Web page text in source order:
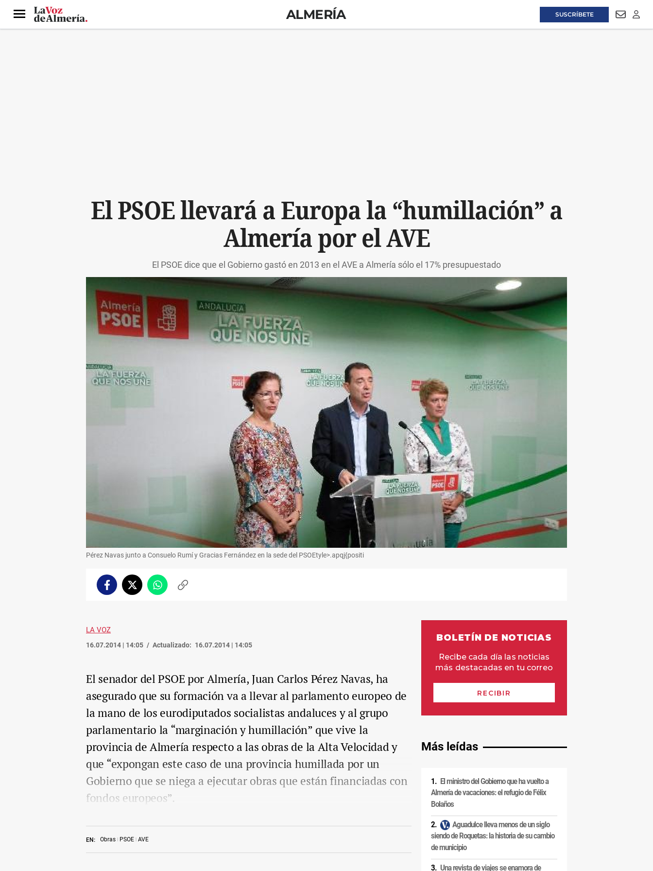
SUSCRÍBETE
Menú ALMERÍA
El PSOE llevará a Europa la “humillación” a
Almería por el AVE
El PSOE dice que el Gobierno gastó en 2013 en el AVE a Almería sólo el 17% presupuestado
Pérez Navas junto a Consuelo Rumí y Gracias Fernández en la sede del PSOEtyle>.apqj{positi
FacebookTwitterWhatsappCopiar
LA VOZ
16.07.2014 | 14:05 Actualizado: 16.07.2014 | 14:05
EN: Obras PSOE AVE
El senador del PSOE por Almería, Juan Carlos Pérez Navas, ha
asegurado que su formación va a llevar al parlamento europeo de
la mano de los eurodiputados socialistas andaluces y al grupo
parlamentario la “marginación y humillación” que vive la
provincia de Almería respecto a las obras de la Alta Velocidad y
que “expongan este caso de una provincia humillada por un
Gobierno que se niega a ejecutar obras que están financiadas con
fondos europeos”.
Más leídas
El ministro del Gobierno que ha vuelto a
Almería de vacaciones: el refugio de Félix
Bolaños
Aguadulce lleva menos de un siglo
siendo de Roquetas: la historia de su cambio
de municipio
Una revista de viajes se enamora de